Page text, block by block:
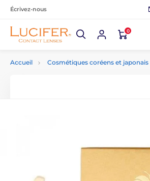
Écrivez-nous
0
Accueil Cosmétiques coréens et japonais